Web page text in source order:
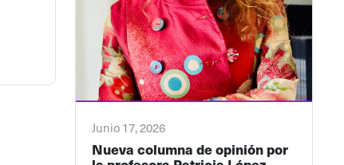
Junio 17, 2026
Nueva columna de opinión por